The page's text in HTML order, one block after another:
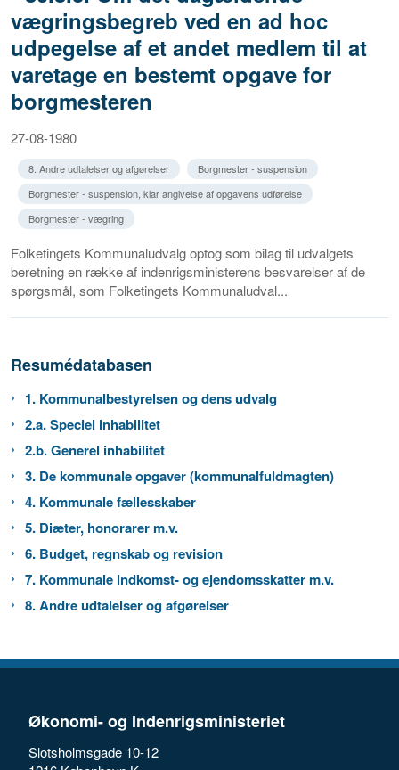
vægringsbegreb ved en ad hoc
udpegelse af et andet medlem til at
varetage en bestemt opgave for
borgmesteren
27-08-1980
8. Andre udtalelser og afgørelser
Borgmester - suspension
Borgmester - suspension, klar angivelse af opgavens udførelse
Borgmester - vægring
Folketingets Kommunaludvalg optog som bilag til udvalgets
beretning en række af indenrigsministerens besvarelser af de
spørgsmål, som Folketingets Kommunaludval...
Resumédatabasen
1. Kommunalbestyrelsen og dens udvalg
2.a. Speciel inhabilitet
2.b. Generel inhabilitet
3. De kommunale opgaver (kommunalfuldmagten)
4. Kommunale fællesskaber
5. Diæter, honorarer m.v.
6. Budget, regnskab og revision
7. Kommunale indkomst- og ejendomsskatter m.v.
8. Andre udtalelser og afgørelser
Økonomi- og Indenrigsministeriet
Slotsholmsgade 10-12